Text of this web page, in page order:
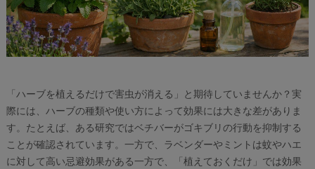
「ハーブを植えるだけで害虫が消える」と期待していませんか？実
際には、ハーブの種類や使い方によって効果には大きな差がありま
す。たとえば、ある研究ではベチバーがゴキブリの行動を抑制する
ことが確認されています。一方で、ラベンダーやミントは蚊やハエ
に対して高い忌避効果がある一方で、「植えておくだけ」では効果